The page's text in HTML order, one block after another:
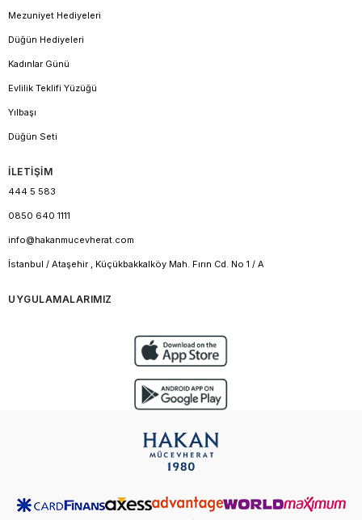
Mezuniyet Hediyeleri
Düğün Hediyeleri
Kadınlar Günü
Evlilik Teklifi Yüzüğü
Yılbaşı
Düğün Seti
İLETİŞİM
444 5 583
0850 640 1111
info@hakanmucevherat.com
İstanbul / Ataşehir , Küçükbakkalköy Mah. Fırın Cd. No 1 / A
UYGULAMALARIMIZ